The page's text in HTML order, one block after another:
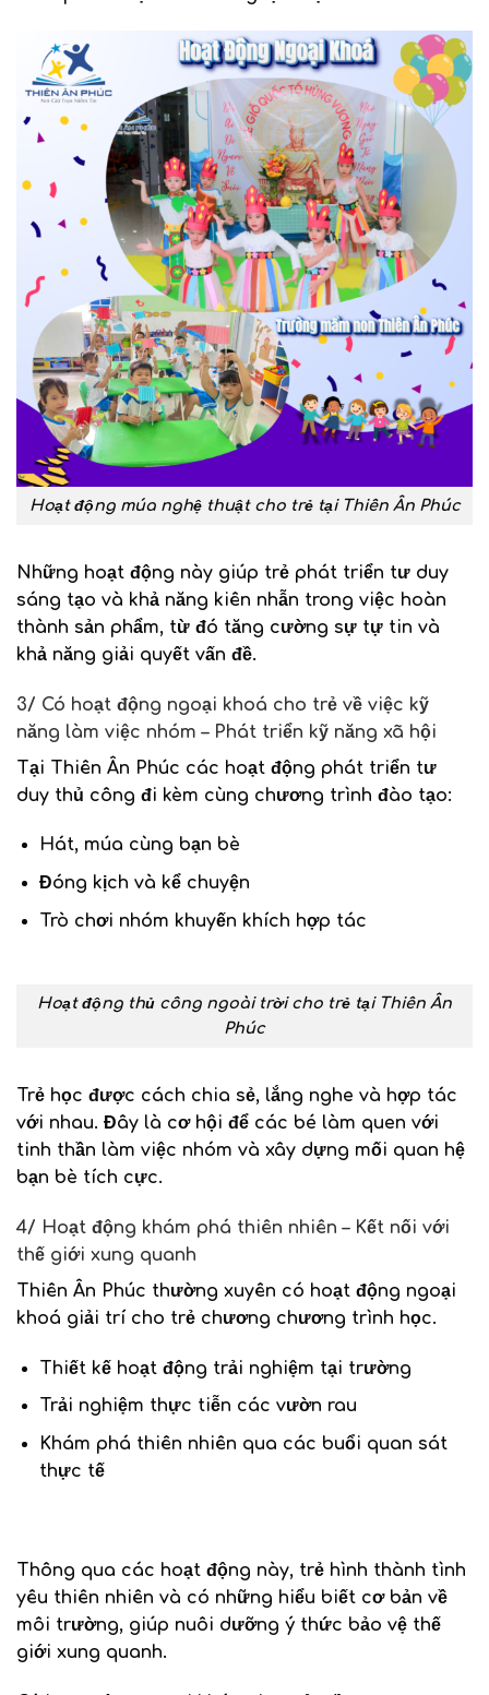
Hoạt động múa nghệ thuật cho trẻ tại Thiên Ân Phúc
Những hoạt động này giúp trẻ phát triển tư duy
sáng tạo và khả năng kiên nhẫn trong việc hoàn
thành sản phẩm, từ đó tăng cường sự tự tin và
khả năng giải quyết vấn đề.
3/ Có hoạt động ngoại khoá cho trẻ về việc kỹ
năng làm việc nhóm – Phát triển kỹ năng xã hội
Tại Thiên Ân Phúc các hoạt động phát triển tư
duy thủ công đi kèm cùng chương trình đào tạo:
Hát, múa cùng bạn bè
Đóng kịch và kể chuyện
Trò chơi nhóm khuyến khích hợp tác
Hoạt động thủ công ngoài trời cho trẻ tại Thiên Ân
Phúc
Trẻ học được cách chia sẻ, lắng nghe và hợp tác
với nhau. Đây là cơ hội để các bé làm quen với
tinh thần làm việc nhóm và xây dựng mối quan hệ
bạn bè tích cực.
4/ Hoạt động khám phá thiên nhiên – Kết nối với
thế giới xung quanh
Thiên Ân Phúc thường xuyên có hoạt động ngoại
khoá giải trí cho trẻ chương chương trình học.
Thiết kế hoạt động trải nghiệm tại trường
Trải nghiệm thực tiễn các vườn rau
Khám phá thiên nhiên qua các buổi quan sát
thực tế
Thông qua các hoạt động này, trẻ hình thành tình
yêu thiên nhiên và có những hiểu biết cơ bản về
môi trường, giúp nuôi dưỡng ý thức bảo vệ thế
giới xung quanh.